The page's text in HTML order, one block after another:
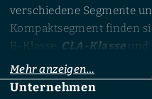
verschiedene Segmente
Kompaktsegment finden
B-Klasse, CLA-Klasseund
Fahrerinnen und Fahrer
stehen SUV-Modelle wie
Mehr anzeigen…
Footer
Unternehmen